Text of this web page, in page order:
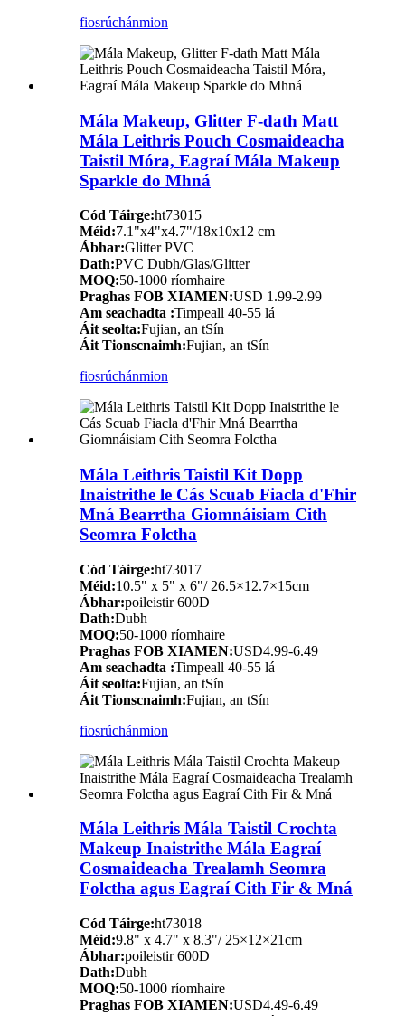
fiosrúchánmion
Mála Makeup, Glitter F-dath Matt
Mála Leithris Pouch Cosmaideacha
Taistil Móra, Eagraí Mála Makeup
Sparkle do Mhná
Cód Táirge:ht73015
Méid:7.1"x4"x4.7"/18x10x12 cm
Ábhar:Glitter PVC
Dath:PVC Dubh/Glas/Glitter
MOQ:50-1000 ríomhaire
Praghas FOB XIAMEN:USD 1.99-2.99
Am seachadta :Timpeall 40-55 lá
Áit seolta:Fujian, an tSín
Áit Tionscnaimh:Fujian, an tSín
fiosrúchánmion
Mála Leithris Taistil Kit Dopp
Inaistrithe le Cás Scuab Fiacla d'Fhir
Mná Bearrtha Giomnáisiam Cith
Seomra Folctha
Cód Táirge:ht73017
Méid:10.5" x 5" x 6"/ 26.5×12.7×15cm
Ábhar:poileistir 600D
Dath:Dubh
MOQ:50-1000 ríomhaire
Praghas FOB XIAMEN:USD4.99-6.49
Am seachadta :Timpeall 40-55 lá
Áit seolta:Fujian, an tSín
Áit Tionscnaimh:Fujian, an tSín
fiosrúchánmion
Mála Leithris Mála Taistil Crochta
Makeup Inaistrithe Mála Eagraí
Cosmaideacha Trealamh Seomra
Folctha agus Eagraí Cith Fir & Mná
Cód Táirge:ht73018
Méid:9.8" x 4.7" x 8.3"/ 25×12×21cm
Ábhar:poileistir 600D
Dath:Dubh
MOQ:50-1000 ríomhaire
Praghas FOB XIAMEN:USD4.49-6.49